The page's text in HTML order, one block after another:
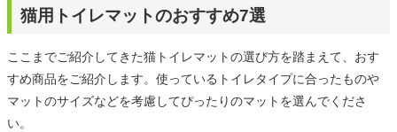
猫用トイレマットのおすすめ7選
ここまでご紹介してきた猫トイレマットの選び方を踏まえて、おす
すめ商品をご紹介します。使っているトイレタイプに合ったものや
マットのサイズなどを考慮してぴったりのマットを選んでくださ
い。